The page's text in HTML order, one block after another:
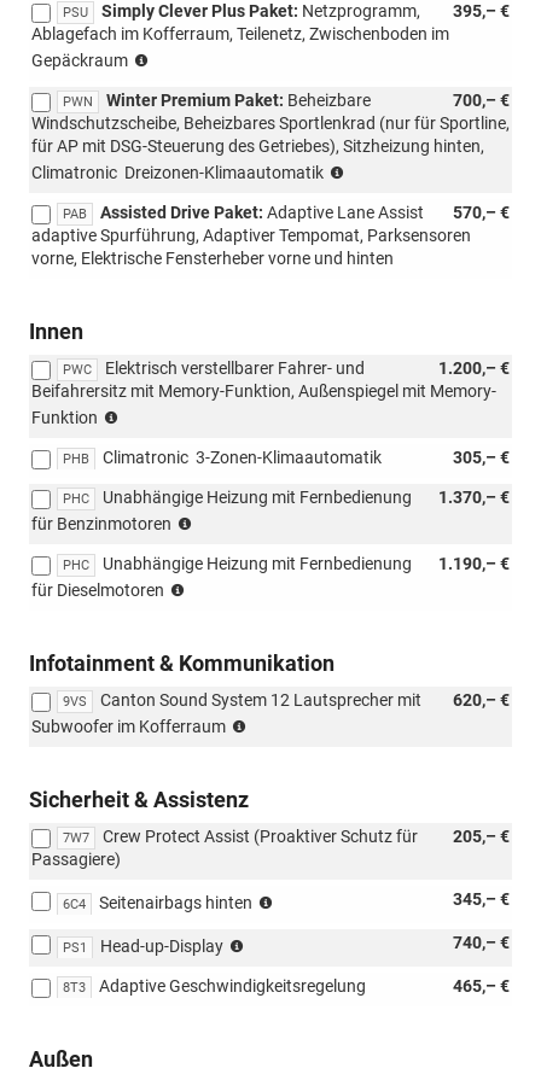
m-
HEV,
PSU 395,– €
Simply Clever Plus Paket: Netzprogramm,
Ablagefach im Kofferraum, Teilenetz, Zwischenboden im
Gepäckraum
für
m-
HEV,
mit
PWN 700,– €
Winter Premium Paket: Beheizbare
Windschutzscheibe, Beheizbares Sportlenkrad (nur für Sportline,
für AP mit DSG-Steuerung des Getriebes), Sitzheizung hinten,
Climatronic  Dreizonen-Klimaautomatik
PLC/PL4/PLF/PL9
möglich)
PAB 570,– €
Assisted Drive Paket: Adaptive Lane Assist
adaptive Spurführung, Adaptiver Tempomat, Parksensoren
vorne, Elektrische Fensterheber vorne und hinten
Innen
PWC 1.200,– €
Elektrisch verstellbarer Fahrer- und
Beifahrersitz mit Memory-Funktion, Außenspiegel mit Memory-
Funktion
PST/PSU
nur
mit
kombinierbar)
PHB 305,– €
Climatronic  3-Zonen-Klimaautomatik
PHC 1.370,– €
Unabhängige Heizung mit Fernbedienung
für Benzinmotoren
mit
PHC 1.190,– €
Unabhängige Heizung mit Fernbedienung
für Dieselmotoren
Loft
Infotainment & Kommunikation
9VS 620,– €
Canton Sound System 12 Lautsprecher mit
Subwoofer im Kofferraum
PTB/PTC/PAP/PAW
Sicherheit & Assistenz
7W7 205,– €
Crew Protect Assist (Proaktiver Schutz für
Passagiere)
6C4 345,– €
Seitenairbags hinten
PS1 740,– €
Head-up-Display
PAW/PAP
8T3 465,– €
Adaptive Geschwindigkeitsregelung
Außen